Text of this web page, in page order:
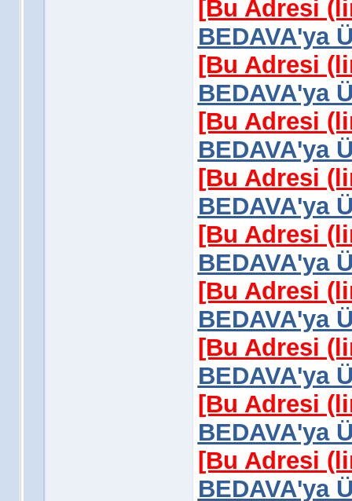
[Bu Adresi
BEDAVA'ya
[Bu Adresi
BEDAVA'ya
[Bu Adresi
BEDAVA'ya
[Bu Adresi
BEDAVA'ya
[Bu Adresi
BEDAVA'ya
[Bu Adresi
BEDAVA'ya
[Bu Adresi
BEDAVA'ya
[Bu Adresi
BEDAVA'ya
[Bu Adresi
BEDAVA'ya